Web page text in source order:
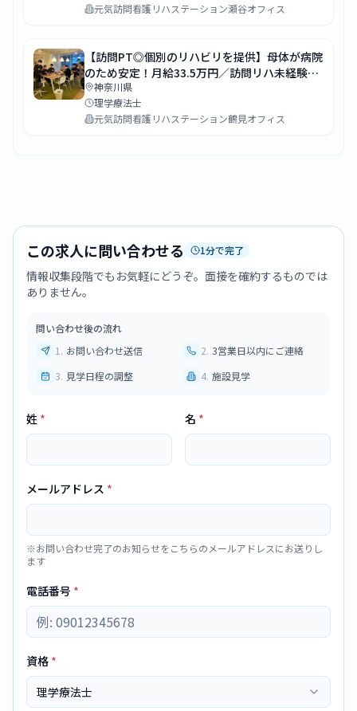
元気訪問看護リハステーション瀬谷オフィス
【訪問PT◎個別のリハビリを提供】母体が病院
のため安定！月給33.5万円／訪問リハ未経験の
スタッフが8割＆サポート充実！
神奈川県
理学療法士
元気訪問看護リハステーション鶴見オフィス
この求人に問い合わせる 1分で完了
情報収集段階でもお気軽にどうぞ。面接を確約するものでは
ありません。
問い合わせ後の流れ
1 . お問い合わせ送信 2. 3営業日以内にご連絡
3. 見学日程の調整 4. 施設見学
姓 * 名 *
メールアドレス *
※お問い合わせ完了のお知らせをこちらのメールアドレスにお送りし
ます
電話番号 *
資格 *
理学療法士